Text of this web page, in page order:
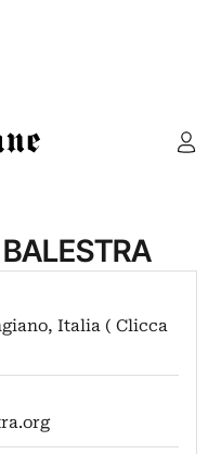
Italia ( Clicca